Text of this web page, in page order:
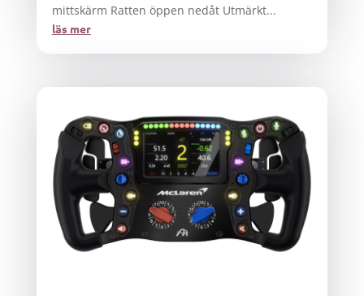
mittskärm Ratten öppen nedåt Utmärkt...
läs mer